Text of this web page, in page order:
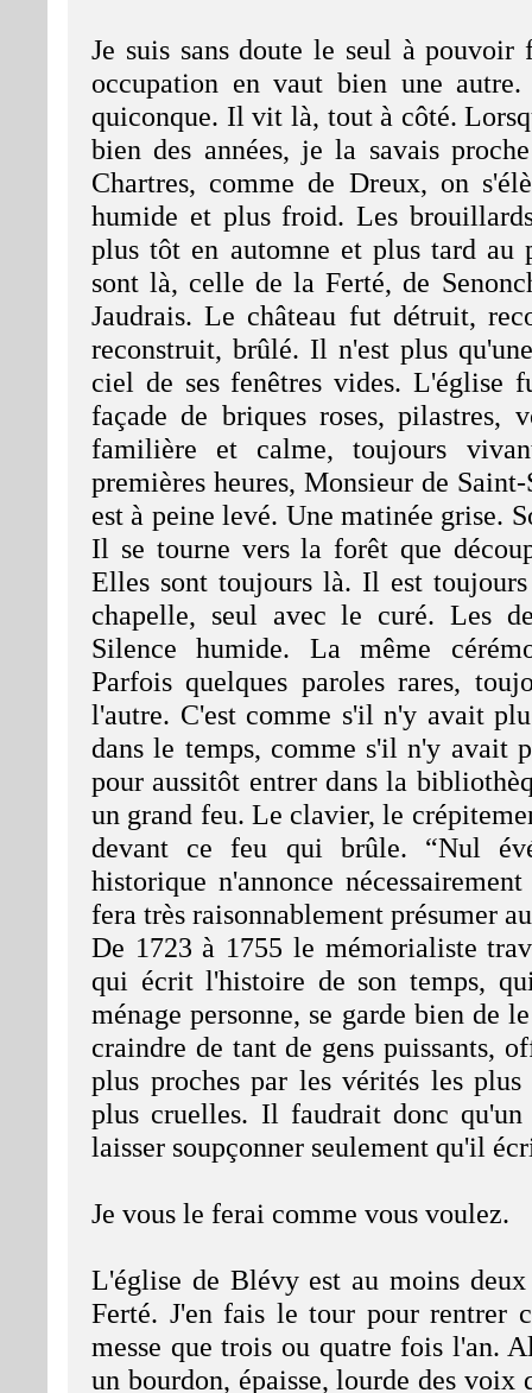
Je suis sans doute le seul à
occupation en vaut bien une
quiconque. Il vit là, tout à côté.
bien des années, je la savais
Chartres, comme de Dreux, on
humide et plus froid. Les
plus tôt en automne et plus tard au
sont là, celle de la Ferté, de
Jaudrais. Le château fut détruit,
reconstruit, brûlé. Il n'est plus
ciel de ses fenêtres vides. L'église
façade de briques roses, pilastres,
familière et calme, toujours
premières heures, Monsieur de
est à peine levé. Une matinée grise.
Il se tourne vers la forêt que
Elles sont toujours là. Il est
chapelle, seul avec le curé. Les
Silence humide. La même
Parfois quelques paroles rares,
l'autre. C'est comme s'il n'y avait
dans le temps, comme s'il n'y avait
pour aussitôt entrer dans la
un grand feu. Le clavier, le
devant ce feu qui brûle. “Nul
historique n'annonce
fera très raisonnablement présumer
De 1723 à 1755 le mémorialiste
qui écrit l'histoire de son temps,
ménage personne, se garde bien de
craindre de tant de gens puissants,
plus proches par les vérités les
plus cruelles. Il faudrait donc
laisser soupçonner seulement qu'il
Je vous le ferai comme vous voulez.
L'église de Blévy est au moins
Ferté. J'en fais le tour pour rentrer
messe que trois ou quatre fois l'an.
un bourdon, épaisse, lourde des voix